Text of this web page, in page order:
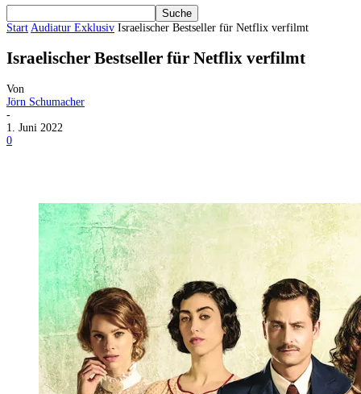
Start Audiatur Exklusiv Israelischer Bestseller für Netflix verfilmt
Israelischer Bestseller für Netflix verfilmt
Von
Jörn Schumacher
-
1. Juni 2022
0